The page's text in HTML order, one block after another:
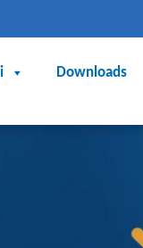
Downloads